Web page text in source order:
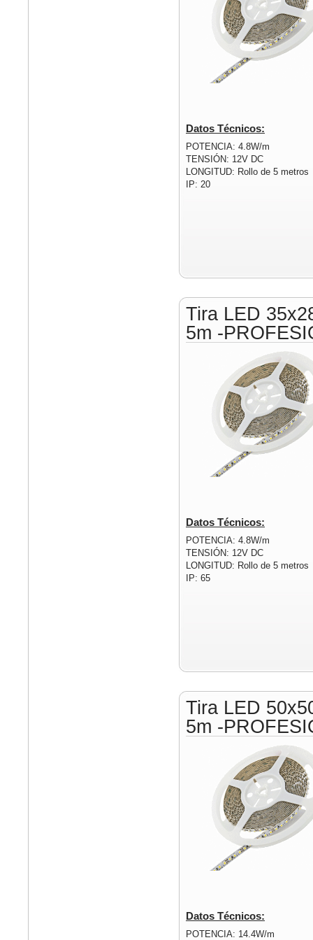
Datos Técnicos:
POTENCIA: 4.8W/m
TENSIÓN: 12V DC
LONGITUD: Rollo de 5 metros
IP: 20
Tira LED
5m -
Datos Técnicos:
POTENCIA: 4.8W/m
TENSIÓN: 12V DC
LONGITUD: Rollo de 5 metros
IP: 65
Tira LED
5m -
Datos Técnicos:
POTENCIA: 14.4W/m